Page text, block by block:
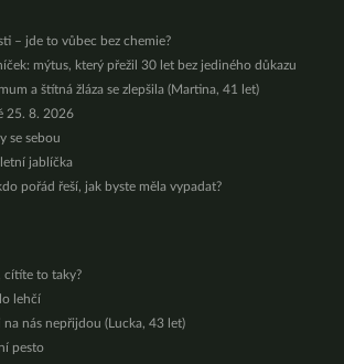
– jde to vůbec bez chemie?
mýtus, který přežil 30 let bez jediného důkazu
a štítná žláza se zlepšila (Martina, 41 let)
25. 8. 2026
se sebou
jablíčka
pořád řeší, jak byste měla vypadat?
cítíte to taky?
lehčí
na nás nepřijdou (Lucka, 43 let)
pesto